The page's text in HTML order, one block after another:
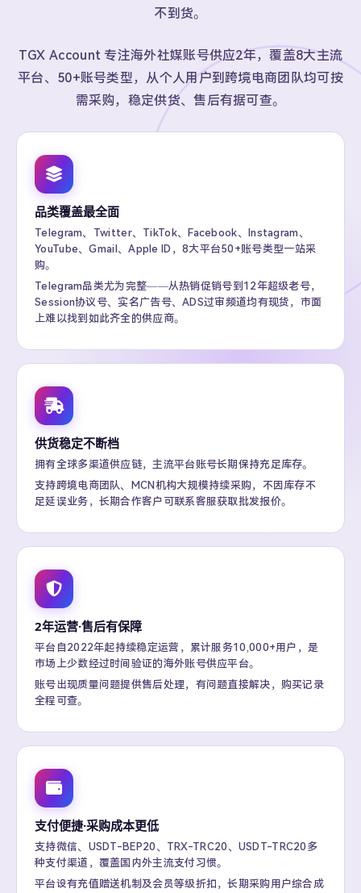
不到货。
TGX Account 专注海外社媒账号供应2年，覆盖8大主流
平台、50+账号类型，从个人用户到跨境电商团队均可按
需采购，稳定供货、售后有据可查。
品类覆盖最全面
Telegram、Twitter、TikTok、Facebook、Instagram、
YouTube、Gmail、Apple ID，8大平台50+账号类型一站采
购。
Telegram品类尤为完整——从热销促销号到12年超级老号，
Session协议号、实名广告号、ADS过审频道均有现货，市面
上难以找到如此齐全的供应商。
供货稳定不断档
拥有全球多渠道供应链，主流平台账号长期保持充足库存。
支持跨境电商团队、MCN机构大规模持续采购，不因库存不
足延误业务，长期合作客户可联系客服获取批发报价。
2年运营·售后有保障
平台自2022年起持续稳定运营，累计服务10,000+用户，是
市场上少数经过时间验证的海外账号供应平台。
账号出现质量问题提供售后处理，有问题直接解决，购买记录
全程可查。
支付便捷·采购成本更低
支持微信、USDT-BEP20、TRX-TRC20、USDT-TRC20多
种支付渠道，覆盖国内外主流支付习惯。
平台设有充值赠送机制及会员等级折扣，长期采购用户综合成